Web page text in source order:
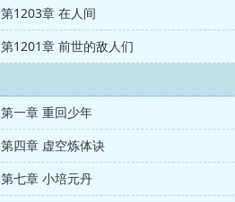
第1203章 在人间
第1201章 前世的敌人们
第一章 重回少年
第四章 虚空炼体诀
第七章 小培元丹